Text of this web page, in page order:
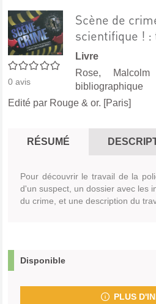
0/5
0 avis
Scène de
scientifique !
Livre
Rose, Malcolm
bibliographique
Edité par Rouge & or. [Paris]
RÉSUMÉ
Pour découvrir le travail de la
d'un suspect, un dossier avec les
du crime, et une description du
Disponible
PLUS